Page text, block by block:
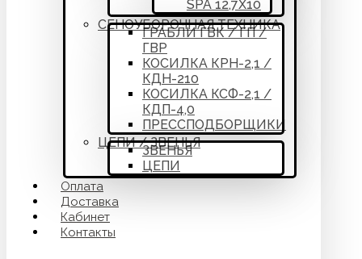
SPA 12,7Х10
СЕНОУБОРОЧНАЯ ТЕХНИКА
ГРАБЛИ ГВК / ГП /
ГВР
КОСИЛКА КРН-2,1 /
КДН-210
КОСИЛКА КСФ-2,1 /
КДП-4,0
ПРЕССПОДБОРЩИКИ
ЦЕПИ / ЗВЕНЬЯ
ЗВЕНЬЯ
ЦЕПИ
Оплата
Доставка
Кабинет
Контакты